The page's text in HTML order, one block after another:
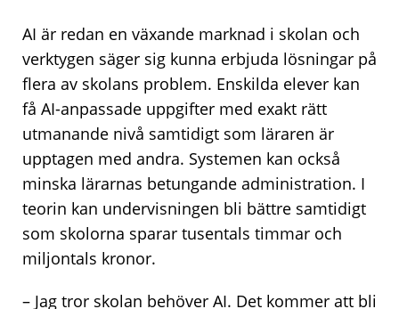
AI är redan en växande marknad i skolan och
verktygen säger sig kunna erbjuda lösningar på
flera av skolans problem. Enskilda elever kan
få AI-anpassade uppgifter med exakt rätt
utmanande nivå samtidigt som läraren är
upptagen med andra. Systemen kan också
minska lärarnas betungande administration. I
teorin kan undervisningen bli bättre samtidigt
som skolorna sparar tusentals timmar och
miljontals kronor.
– Jag tror skolan behöver AI. Det kommer att bli